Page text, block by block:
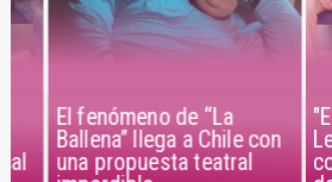
El fenómeno de “La
Ballena” llega a Chile con
una propuesta teatral
con